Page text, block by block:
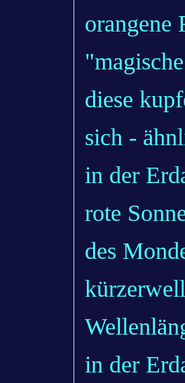
orangene
diese
sich -
in der
rote
des
in der